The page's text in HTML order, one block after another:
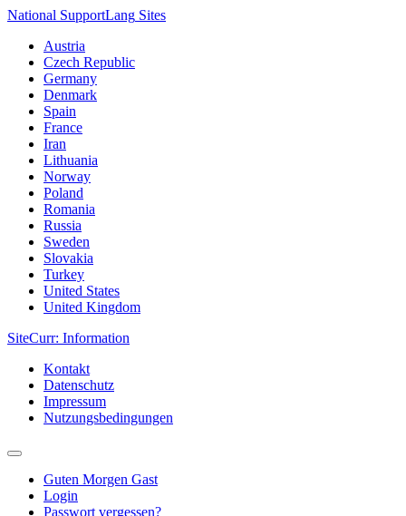
National SupportLang Sites
Austria
Czech Republic
Germany
Denmark
Spain
France
Iran
Lithuania
Norway
Poland
Romania
Russia
Sweden
Slovakia
Turkey
United States
United Kingdom
SiteCurr: Information
Kontakt
Datenschutz
Impressum
Nutzungsbedingungen
Guten Morgen Gast
Login
Passwort vergessen?